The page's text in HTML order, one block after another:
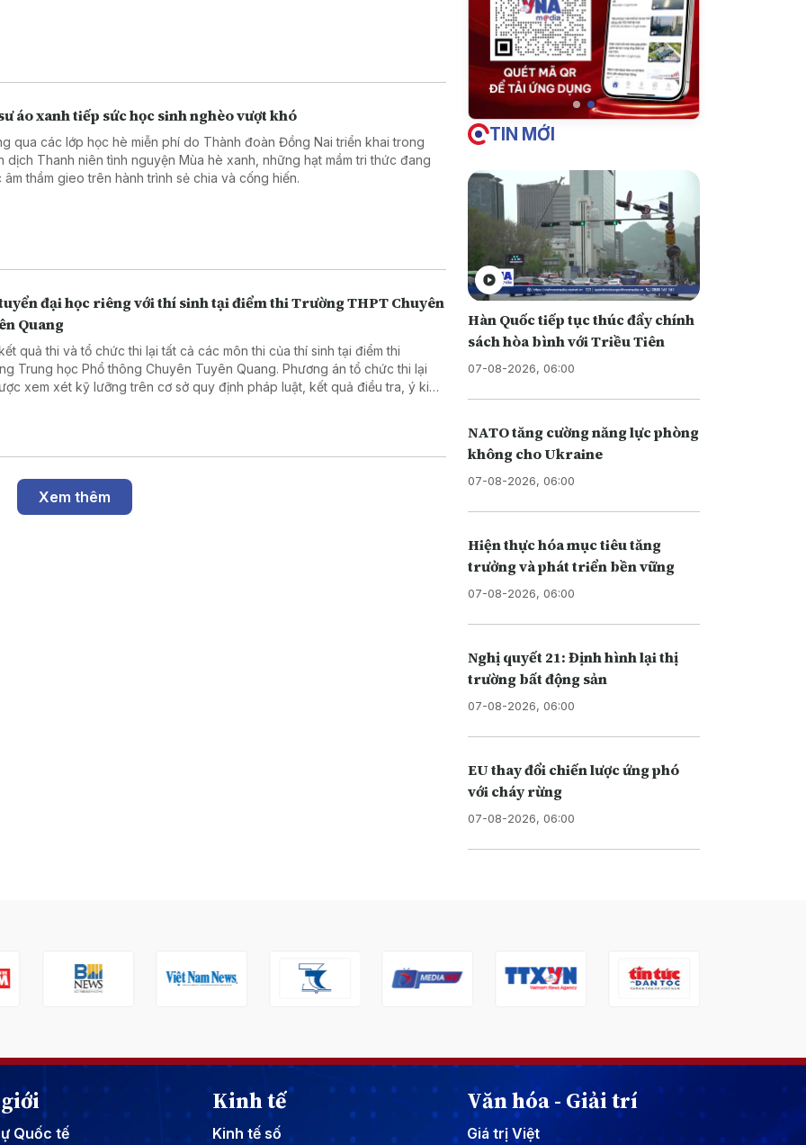
áo xanh tiếp sức học sinh nghèo vượt khó
qua các lớp học hè miễn phí do Thành đoàn Đồng Nai triển khai trong
dịch Thanh niên tình nguyện Mùa hè xanh, những hạt mầm tri thức đang
âm thầm gieo trên hành trình sẻ chia và cống hiến.
đại học riêng với thí sinh tại điểm thi Trường THPT Chuyên
Quang
quả thi và tổ chức thi lại tất cả các môn thi của thí sinh tại điểm thi
Trung học Phổ thông Chuyên Tuyên Quang. Phương án tổ chức thi lại
xem xét kỹ lưỡng trên cơ sở quy định pháp luật, kết quả điều tra, ý kiến
năm 2026 diễn ra vào ngày 5/8 tại Hà Nội.
Xem thêm
TIN MỚI
Hàn Quốc tiếp tục thúc đẩy chính
sách hòa bình với Triều Tiên
07-08-2026, 06:00
NATO tăng cường năng lực phòng
không cho Ukraine
07-08-2026, 06:00
Hiện thực hóa mục tiêu tăng
trưởng và phát triển bền vững
07-08-2026, 06:00
Nghị quyết 21: Định hình lại thị
trường bất động sản
07-08-2026, 06:00
EU thay đổi chiến lược ứng phó
với cháy rừng
07-08-2026, 06:00
Quốc tế
Kinh tế
Kinh tế số
Văn hóa - Giải trí
Giá trị Việt